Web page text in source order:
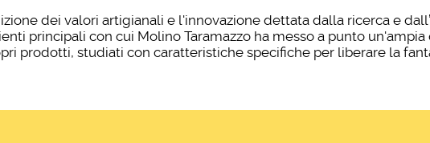
dei valori artigianali e l'innovazione dettata dalla ricerca e
principali con cui Molino Taramazzo ha messo a punto
prodotti, studiati con caratteristiche specifiche per liberare la